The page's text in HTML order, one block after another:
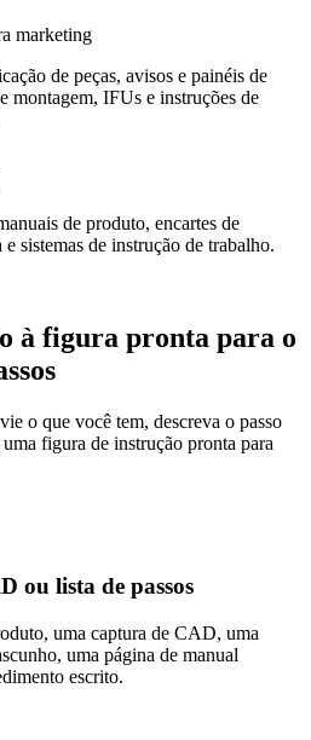
marketing
de peças, avisos e painéis de
montagem, IFUs e instruções de
de produto, encartes de
sistemas de instrução de trabalho.
à figura pronta para o
o que você tem, descreva o passo
figura de instrução pronta para
ou lista de passos
uma captura de CAD, uma
uma página de manual
escrito.